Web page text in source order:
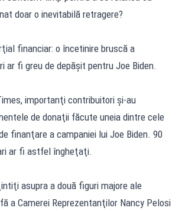
doar o inevitabilă retragere?
financiar: o încetinire bruscă a
ar fi greu de depăşit pentru Joe Biden.
importanţi contribuitori şi-au
de donaţii făcute uneia dintre cele
finanţare a campaniei lui Joe Biden. 90
ar fi astfel îngheţaţi.
asupra a două figuri majore ale
a Camerei Reprezentanţilor Nancy Pelosi